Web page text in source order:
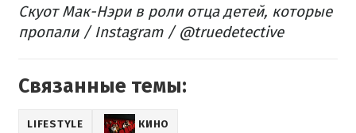
Скуот Мак-Нэри в роли отца детей, которые
пропали / Instagram / @truedetective
Связанные темы:
LIFESTYLE КИНО